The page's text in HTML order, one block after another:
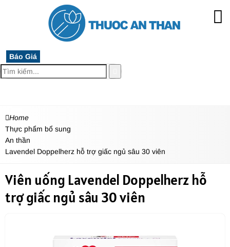
Báo Giá
Home
Thực phẩm bổ sung
An thần
Lavendel Doppelherz hỗ trợ giấc ngủ sâu 30 viên
Viên uống Lavendel Doppelherz hỗ
trợ giấc ngủ sâu 30 viên